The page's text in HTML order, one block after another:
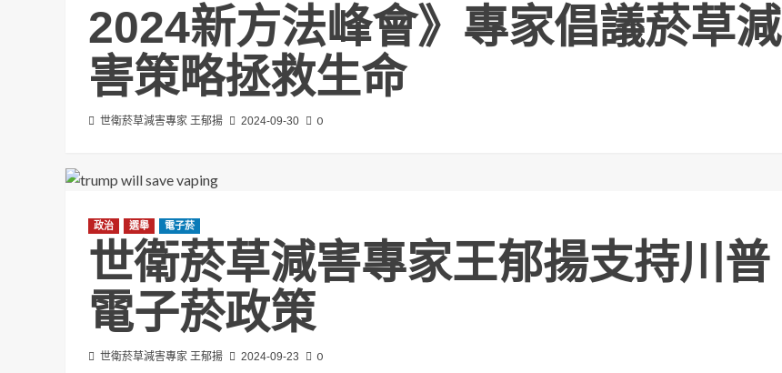
2024新方法峰會》專家倡議菸草減
害策略拯救生命
世衛菸草減害專家 王郁揚 2024-09-30 0
政治 選舉 電子菸
世衛菸草減害專家王郁揚支持川普
電子菸政策
世衛菸草減害專家 王郁揚 2024-09-23 0